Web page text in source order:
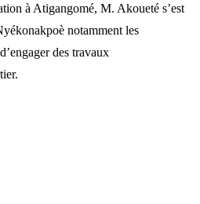
à Atigangomé, M. Akoueté s’est
notamment les
des travaux